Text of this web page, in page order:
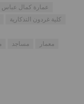
عمارة كمال عباس
كلية غردون التذكارية
مساجد
معمار